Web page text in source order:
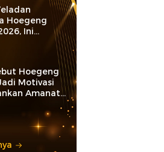
Hoegeng
Ini
dan Kiprahnya
Hoegeng
Motivasi
Amanat